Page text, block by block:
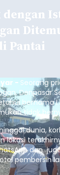
dengan
Pantai
- Seorang
Denpasar
bernama I
tidak
dunia,
lokasi
dan
pembersih